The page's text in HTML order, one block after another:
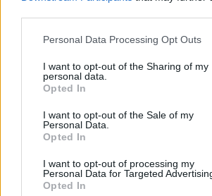
Personal Data Processing Opt Outs
I want to opt-out of the Sharing of my
personal data.
Opted In
I want to opt-out of the Sale of my
Personal Data.
Opted In
I want to opt-out of processing my
Personal Data for Targeted
Opted In
Gulli Parc Toulouse
Comment occuper les enfants
pluie ? Le Gulli Parc de Toulouse invite
à 12 ans, à venir s'amuser à
grimper et s'amuser dans une
indoor de plus de 1400 m2 !